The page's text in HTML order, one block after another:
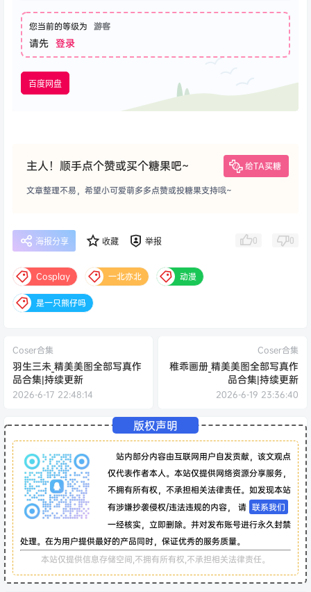
您当前的等级为 游客
请先 登录
百度网盘
主人！顺手点个赞或买个糖果吧~ 给TA买糖
文章整理不易，希望小可爱萌多多点赞或投糖果支持哦~
海报分享 收藏 举报 0 0
Cosplay 一北亦北 动漫
是一只熊仔吗
Coser合集
羽生三未_精美美图全部写真作
品合集|持续更新
2026-6-17 22:48:14
Coser合集
稚乖画册_精美美图全部写真作
品合集|持续更新
2026-6-19 23:36:40
版权声明
站内部分内容由互联网用户自发贡献，该文观点
仅代表作者本人。本站仅提供网络资源分享服务，
不拥有所有权，不承担相关法律责任。如发现本站
有涉嫌抄袭侵权/违法违规的内容， 请 联系我们
一经核实，立即删除。并对发布账号进行永久封禁
处理。在为用户提供最好的产品同时，保证优秀的服务质量。
本站仅提供信息存储空间,不拥有所有权,不承担相关法律责任。